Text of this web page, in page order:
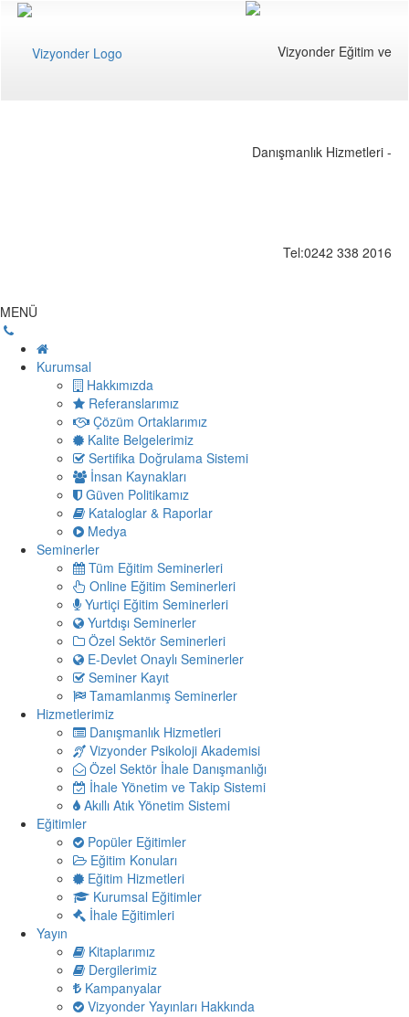
MENÜ
Kurumsal
Hakkımızda
Referanslarımız
Çözüm Ortaklarımız
Kalite Belgelerimiz
Sertifika Doğrulama Sistemi
İnsan Kaynakları
Güven Politikamız
Kataloglar & Raporlar
Medya
Seminerler
Tüm Eğitim Seminerleri
Online Eğitim Seminerleri
Yurtiçi Eğitim Seminerleri
Yurtdışı Seminerler
Özel Sektör Seminerleri
E-Devlet Onaylı Seminerler
Seminer Kayıt
Tamamlanmış Seminerler
Hizmetlerimiz
Danışmanlık Hizmetleri
Vizyonder Psikoloji Akademisi
Özel Sektör İhale Danışmanlığı
İhale Yönetim ve Takip Sistemi
Akıllı Atık Yönetim Sistemi
Eğitimler
Popüler Eğitimler
Eğitim Konuları
Eğitim Hizmetleri
Kurumsal Eğitimler
İhale Eğitimleri
Yayın
Kitaplarımız
Dergilerimiz
Kampanyalar
Vizyonder Yayınları Hakkında